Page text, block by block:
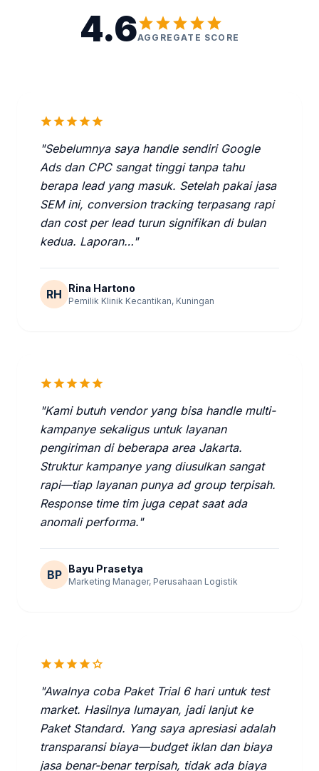
kebutuhan tracking dan integrasi (GTM,
4.6starstarstarstarstar
AGGREGATE SCORE
starstarstarstarstar
"Sebelumnya saya handle sendiri Google
Ads dan CPC sangat tinggi tanpa tahu
berapa lead yang masuk. Setelah pakai jasa
SEM ini, conversion tracking terpasang rapi
dan cost per lead turun signifikan di bulan
kedua. Laporan…"
RH Rina Hartono
Pemilik Klinik Kecantikan, Kuningan
starstarstarstarstar
"Kami butuh vendor yang bisa handle multi-
kampanye sekaligus untuk layanan
pengiriman di beberapa area Jakarta.
Struktur kampanye yang diusulkan sangat
rapi—tiap layanan punya ad group terpisah.
Response time tim juga cepat saat ada
anomali performa."
BP Bayu Prasetya
Marketing Manager, Perusahaan Logistik
starstarstarstarstar
"Awalnya coba Paket Trial 6 hari untuk test
market. Hasilnya lumayan, jadi lanjut ke
Paket Standard. Yang saya apresiasi adalah
transparansi biaya—budget iklan dan biaya
jasa benar-benar terpisah, tidak ada biaya